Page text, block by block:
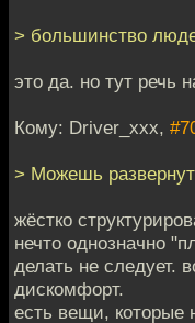
> большинство
это да. но тут речь
Кому: Driver_xxx,
> Можешь
жёстко
нечто однозначно
делать не следует.
дискомфорт.
есть вещи, которые